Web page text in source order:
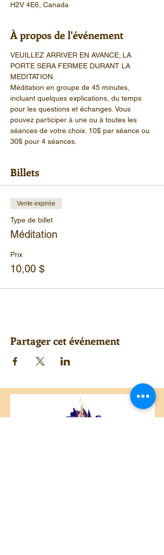
H2V 4E6, Canada
À propos de l'événement
VEUILLEZ ARRIVER EN AVANCE; LA
PORTE SERA FERMEE DURANT LA
MEDITATION.
Méditation en groupe de 45 minutes,
incluant quelques explications, du temps
pour les questions et échanges. Vous
pouvez participer à une ou à toutes les
séances de votre choix. 10$ par séance ou
30$ pour 4 séances.
Billets
Vente expirée
Type de billet
Méditation
Prix
10,00 $
Partager cet événement